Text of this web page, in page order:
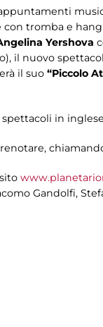
con tromba e
Yershova
il nuovo
il suo “Piccolo
in
Gandolfi,